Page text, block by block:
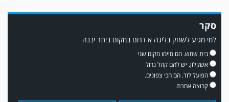
משחק אימון: שדרות גברה על מ.ס. דימונה 1-4.
סקר
למי מגיע לשחק בליגה א דרום במקום ביתר יבנה
בית שמש. הם סיימו מקום שני
אשקלון. יש להם קהל גדול
הפועל לוד. הם הכי צפונים.
קבוצה אחרת.